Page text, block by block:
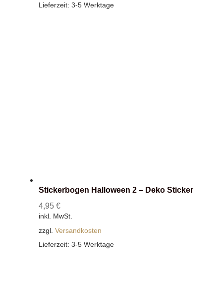
Lieferzeit: 3-5 Werktage
Stickerbogen Halloween 2 – Deko Sticker
4,95 €
inkl. MwSt.
zzgl. Versandkosten
Lieferzeit: 3-5 Werktage